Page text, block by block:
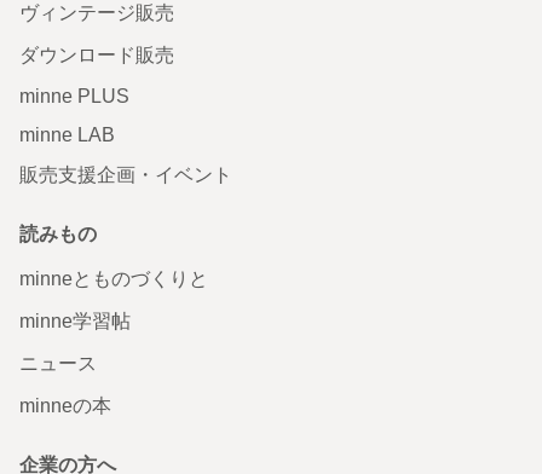
ヴィンテージ販売
ダウンロード販売
minne PLUS
minne LAB
販売支援企画・イベント
読みもの
minneとものづくりと
minne学習帖
ニュース
minneの本
企業の方へ